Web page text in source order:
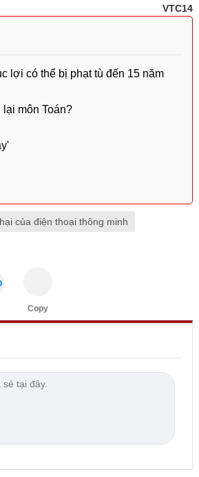
VTC14
lợi có thể bị phạt tù đến 15 năm
môn Toán?
của điện thoại thông minh
Copy